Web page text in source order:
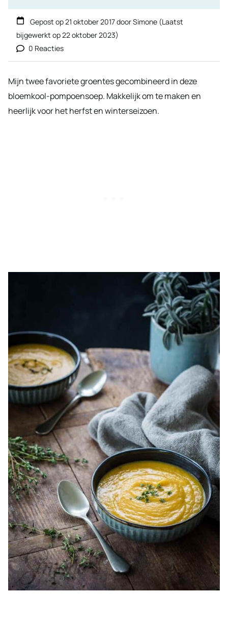
Gepost op21 oktober 2017doorSimone (Laatst
bijgewerkt op22 oktober 2023)
0 Reacties
Mijn twee favoriete groentes gecombineerd in deze
bloemkool-pompoensoep. Makkelijk om te maken en
heerlijk voor het herfst en winterseizoen.